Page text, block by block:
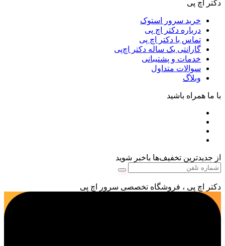
دکتر اچ پی
خرید سرور استوک
درباره دکتر اچ پی
تماس با دکتر اچ پی
گارانتی یک ساله دکتر اچ‌پی
خدمات و پشتیبانی
سوالات متداول
وبلاگ
با ما همراه باشید
از جدیدترین تخفیف‌ها باخبر شوید
دکتر اچ پی ، فروشگاه تخصصی سرور اچ پی